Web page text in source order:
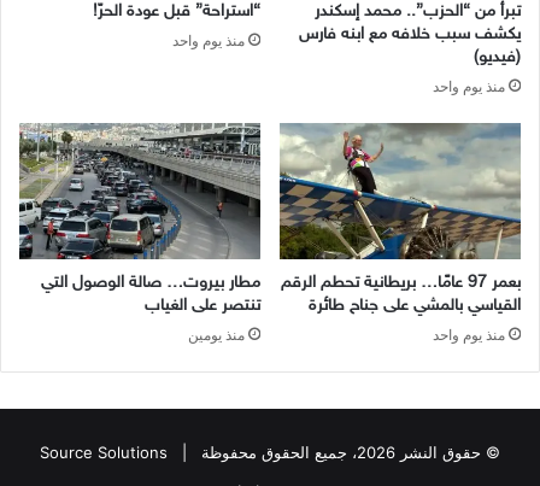
تبرأ من “الحزب”.. محمد إسكندر
يكشف سبب خلافه مع ابنه فارس
(فيديو)
منذ يوم واحد
“استراحة” قبل عودة الحرّ!
منذ يوم واحد
بعمر 97 عامًا… بريطانية تحطم الرقم
القياسي بالمشي على جناح طائرة
منذ يوم واحد
مطار بيروت… صالة الوصول التي
تنتصر على الغياب
منذ يومين
© حقوق النشر 2026، جميع الحقوق محفوظة |
Source Solutions